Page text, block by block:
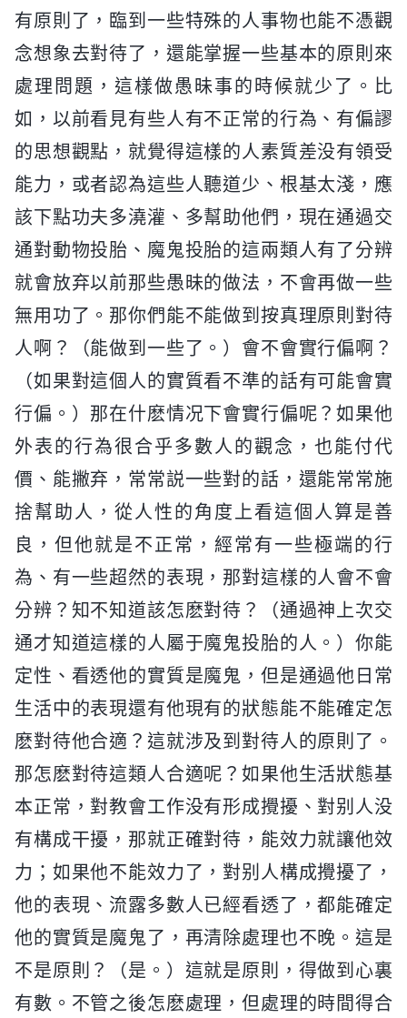
有原則了，臨到一些特殊的人事物也能不憑觀
念想象去對待了，還能掌握一些基本的原則來
處理問題，這樣做愚昧事的時候就少了。比
如，以前看見有些人有不正常的行為、有偏謬
的思想觀點，就覺得這樣的人素質差没有領受
能力，或者認為這些人聽道少、根基太淺，應
該下點功夫多澆灌、多幫助他們，現在通過交
通對動物投胎、魔鬼投胎的這兩類人有了分辨
就會放弃以前那些愚昧的做法，不會再做一些
無用功了。那你們能不能做到按真理原則對待
人啊？（能做到一些了。）會不會實行偏啊？
（如果對這個人的實質看不準的話有可能會實
行偏。）那在什麽情况下會實行偏呢？如果他
外表的行為很合乎多數人的觀念，也能付代
價、能撇弃，常常説一些對的話，還能常常施
捨幫助人，從人性的角度上看這個人算是善
良，但他就是不正常，經常有一些極端的行
為、有一些超然的表現，那對這樣的人會不會
分辨？知不知道該怎麽對待？（通過神上次交
通才知道這樣的人屬于魔鬼投胎的人。）你能
定性、看透他的實質是魔鬼，但是通過他日常
生活中的表現還有他現有的狀態能不能確定怎
麽對待他合適？這就涉及到對待人的原則了。
那怎麽對待這類人合適呢？如果他生活狀態基
本正常，對教會工作没有形成攪擾、對别人没
有構成干擾，那就正確對待，能效力就讓他效
力；如果他不能效力了，對别人構成攪擾了，
他的表現、流露多數人已經看透了，都能確定
他的實質是魔鬼了，再清除處理也不晚。這是
不是原則？（是。）這就是原則，得做到心裏
有數。不管之後怎麽處理，但處理的時間得合